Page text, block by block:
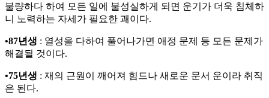
불량하다 하여 모든 일에 불성실하게 되면 운기가 더욱 침체하
니 노력하는 자세가 필요한 괘이다.
•87년생 : 열성을 다하여 풀어나가면 애정 문제 등 모든 문제가
해결될 것이다.
•75년생 : 재의 근원이 깨어져 힘드나 새로운 문서 운이라 취직
은 된다.